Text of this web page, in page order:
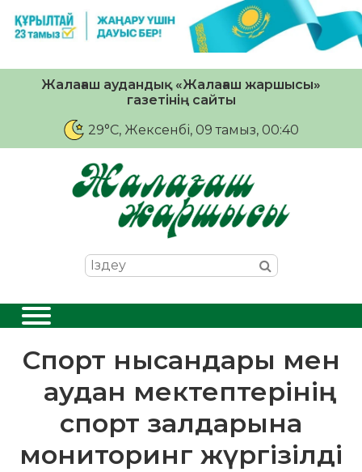
Жалағаш аудандық «Жалағаш жаршысы»
газетінің сайты
29°C, Жексенбі, 09 тамыз, 00:40
Спорт нысандары мен
аудан мектептерінің
спорт залдарына
мониторинг жүргізілді